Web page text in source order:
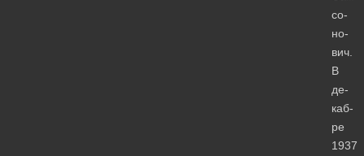
со­
но­
вич.
В
де­
каб­
ре
1937